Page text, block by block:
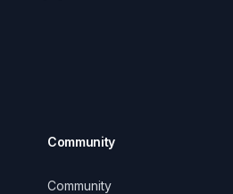
Community
Community